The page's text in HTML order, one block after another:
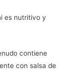
es nutritivo y
contiene
con salsa de